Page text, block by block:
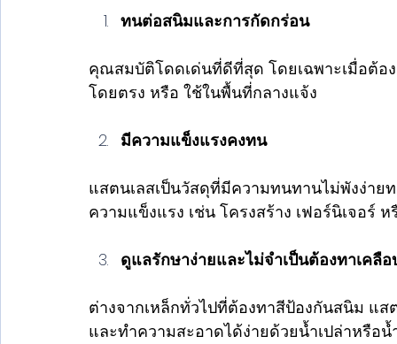
ทนต่อสนิมและการกัดกร่อน
คุณสมบัติโดดเด่นที่ดีที่สุด โดยเฉพาะเมื่อต้
โดยตรง หรือ ใช้ในพื้นที่กลางแจ้ง
มีความแข็งแรงคงทน
แสตนเลสเป็นวัสดุที่มีความทนทานไม่พังง่าย
ความแข็งแรง เช่น โครงสร้าง เฟอร์นิเจอร์
ดูแลรักษาง่ายและไม่จำเป็นต้องทาเคลือ
ต่างจากเหล็กทั่วไปที่ต้องทาสีป้องกันสนิม แ
และทำความสะอาดได้ง่ายด้วยน้ำเปล่าหรือ